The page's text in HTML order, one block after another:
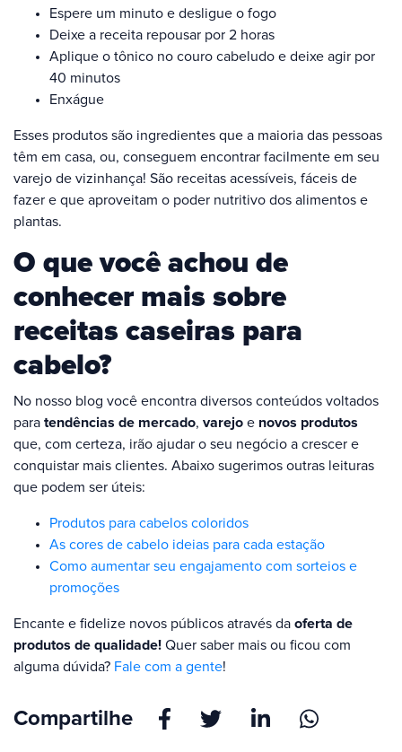
Espere um minuto e desligue o fogo
Deixe a receita repousar por 2 horas
Aplique o tônico no couro cabeludo e deixe agir por
40 minutos
Enxágue
Esses produtos são ingredientes que a maioria das pessoas
têm em casa, ou, conseguem encontrar facilmente em seu
varejo de vizinhança! São receitas acessíveis, fáceis de
fazer e que aproveitam o poder nutritivo dos alimentos e
plantas.
O que você achou de
conhecer mais sobre
receitas caseiras para
cabelo?
No nosso blog você encontra diversos conteúdos voltados
para tendências de mercado, varejo e novos produtos
que, com certeza, irão ajudar o seu negócio a crescer e
conquistar mais clientes. Abaixo sugerimos outras leituras
que podem ser úteis:
Produtos para cabelos coloridos
As cores de cabelo ideias para cada estação
Como aumentar seu engajamento com sorteios e
promoções
Encante e fidelize novos públicos através da oferta de
produtos de qualidade! Quer saber mais ou ficou com
alguma dúvida? Fale com a gente!
Compartilhe